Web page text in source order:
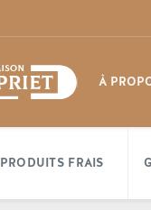
À
PRODUITS FRAIS